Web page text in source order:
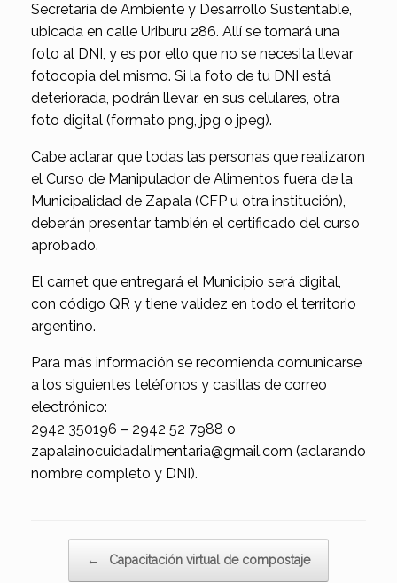
Secretaría de Ambiente y Desarrollo Sustentable,
ubicada en calle Uriburu 286. Allí se tomará una
foto al DNI, y es por ello que no se necesita llevar
fotocopia del mismo. Si la foto de tu DNI está
deteriorada, podrán llevar, en sus celulares, otra
foto digital (formato png, jpg o jpeg).
Cabe aclarar que todas las personas que realizaron
el Curso de Manipulador de Alimentos fuera de la
Municipalidad de Zapala (CFP u otra institución),
deberán presentar también el certificado del curso
aprobado.
El carnet que entregará el Municipio será digital,
con código QR y tiene validez en todo el territorio
argentino.
Para más información se recomienda comunicarse
a los siguientes teléfonos y casillas de correo
electrónico:
2942 350196 – 2942 52 7988 o
zapalainocuidadalimentaria@gmail.com (aclarando
nombre completo y DNI).
← Capacitación virtual de compostaje